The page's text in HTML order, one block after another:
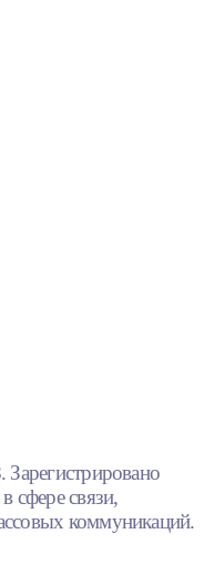
сфере связи,
коммуникаций.